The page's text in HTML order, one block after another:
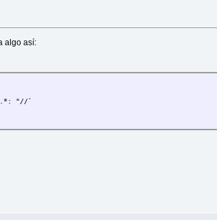
algo así:
".*: "//`